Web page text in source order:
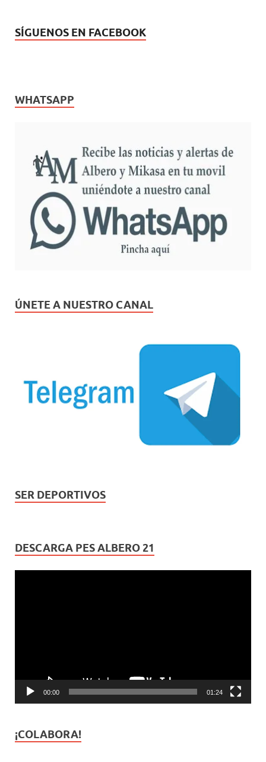
SÍGUENOS EN FACEBOOK
WHATSAPP
ÚNETE A NUESTRO CANAL
SER DEPORTIVOS
DESCARGA PES ALBERO 21
00:00 01:24
¡COLABORA!